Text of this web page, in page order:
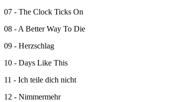
07 - The Clock Ticks On
08 - A Better Way To Die
09 - Herzschlag
10 - Days Like This
11 - Ich teile dich nicht
12 - Nimmermehr